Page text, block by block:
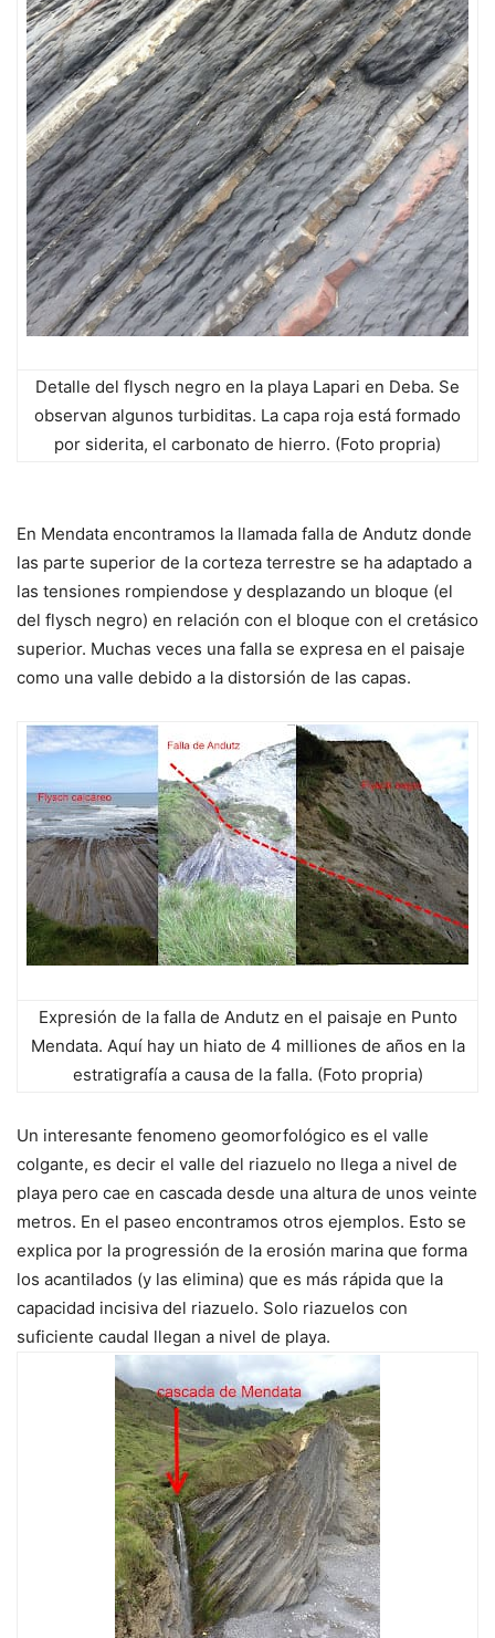
Detalle del flysch negro en la playa Lapari en Deba. Se
observan algunos turbiditas. La capa roja está formado
por siderita, el carbonato de hierro. (Foto propria)
En Mendata encontramos la llamada falla de Andutz donde
las parte superior de la corteza terrestre se ha adaptado a
las tensiones rompiendose y desplazando un bloque (el
del flysch negro) en relación con el bloque con el cretásico
superior. Muchas veces una falla se expresa en el paisaje
como una valle debido a la distorsión de las capas.
Expresión de la falla de Andutz en el paisaje en Punto
Mendata. Aquí hay un hiato de 4 milliones de años en la
estratigrafía a causa de la falla. (Foto propria)
Un interesante fenomeno geomorfológico es el valle
colgante, es decir el valle del riazuelo no llega a nivel de
playa pero cae en cascada desde una altura de unos veinte
metros. En el paseo encontramos otros ejemplos. Esto se
explica por la progressión de la erosión marina que forma
los acantilados (y las elimina) que es más rápida que la
capacidad incisiva del riazuelo. Solo riazuelos con
suficiente caudal llegan a nivel de playa.